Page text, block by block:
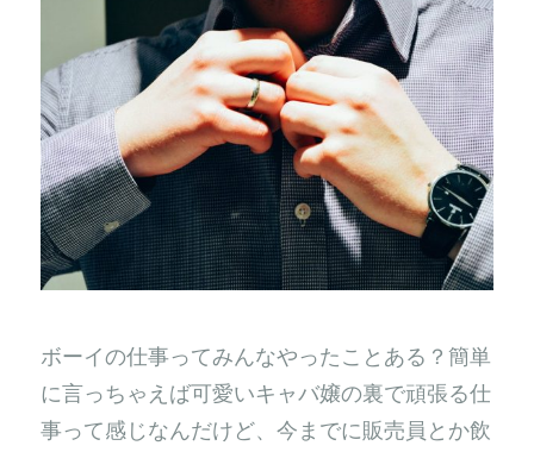
ボーイの仕事ってみんなやったことある？簡単
に言っちゃえば可愛いキャバ嬢の裏で頑張る仕
事って感じなんだけど、今までに販売員とか飲